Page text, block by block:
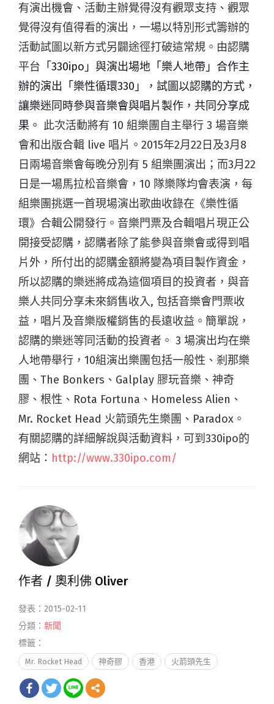
有演出機會、活動主辦覺得沒有觀眾支持、觀眾
覺得沒有值得看的演出，一場以特別形式籌辦的
活動試圖以新方式另闢途徑打破這常規。由認購
平台 「330ipo」與演出場地「樂人地帶」合作主
辦的演出「樂性循環330」，試圖以認購的方式，
讓樂迷同時參與音樂會與唱片製作，共同分享成
果。 此次活動將有 10 組樂團自主舉行 3 場音樂
會和出版合輯 live 唱片。2015年2月22日及3月8
日兩場音樂會每晚分別有 5 組樂團演出；而3月22
日是一場馬拉松音樂會，10 隊樂隊均會表演，每
組樂團挑選一首現場演出歌曲收錄在《樂性循
環》合輯公開發行。音樂門票及合輯唱片現正公
開接受認購，認購者除了能參與音樂會或得到唱
片外，所付出的認購金額將變為項目製作資金，
所以認購的樂迷將成為這個項目的投資者，與音
樂人共同分享未來銷售收入, 包括音樂會門票收
益，唱片及音樂版權銷售的長遠收益。簡單說，
認購的樂迷等同活動的投資者。 3 場演出均在樂
人地帶舉行，10組演出樂團包括一般性、剎那樂
團、The Bonkers、Galplay 膠玩音樂、神奇
膠、根性、Rota Fortuna、Homeless Alien、
Mr. Rocket Head 火箭頭先生樂團、Paradox。
有關認購的詳細解說與活動資料，可到330ipo的
網站： http://www.330ipo.com/
作者 / 奧利佛 Oliver
發表：2015-02-11
分類： 新聞
標籤：
Mr. Rocket Head 神奇膠 香港 火箭頭先生